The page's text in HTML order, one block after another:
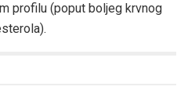
profilu (poput boljeg krvnog